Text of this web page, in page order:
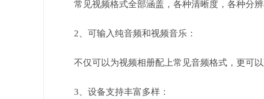
常见视频格式全部涵盖，各种清晰度，各种分辨
2、可输入纯音频和视频音乐：
不仅可以为视频相册配上常见音频格式，更可
3、设备支持丰富多样：